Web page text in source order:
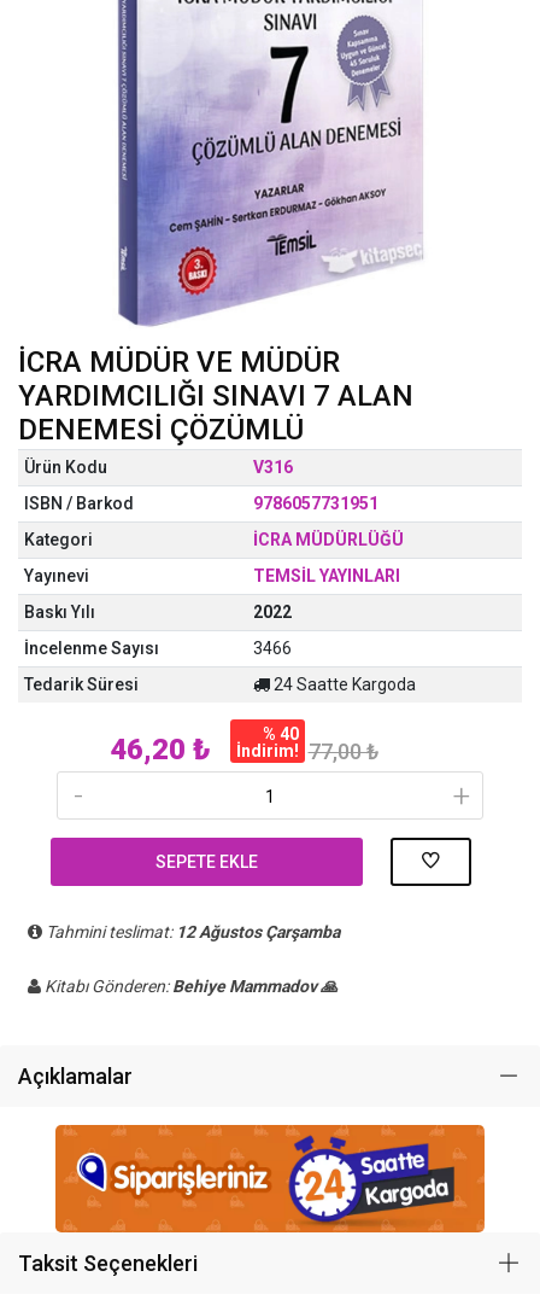
İCRA MÜDÜR VE MÜDÜR
YARDIMCILIĞI SINAVI 7 ALAN
DENEMESİ ÇÖZÜMLÜ
Ürün Kodu
V316
ISBN / Barkod
9786057731951
Kategori
İCRA MÜDÜRLÜĞÜ
Yayınevi
TEMSİL YAYINLARI
Baskı Yılı
2022
İncelenme Sayısı
3466
Tedarik Süresi
24 Saatte Kargoda
46,20 ₺
% 40
İndirim! 77,00 ₺
+
-
SEPETE EKLE
Tahmini teslimat: 12 Ağustos Çarşamba
Kitabı Gönderen:Behiye Mammadov 🙏
Açıklamalar
Taksit Seçenekleri